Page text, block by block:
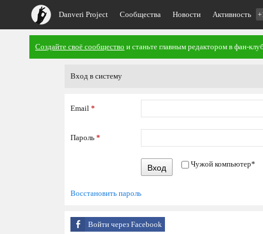
Danveri Project Сообщества Новости Активность
Создайте своё сообщество и станьте главным редактором в фан-
Вход в систему
Email *
Пароль *
Вход Чужой компьютер*
Восстановить пароль
Войти через Facebook